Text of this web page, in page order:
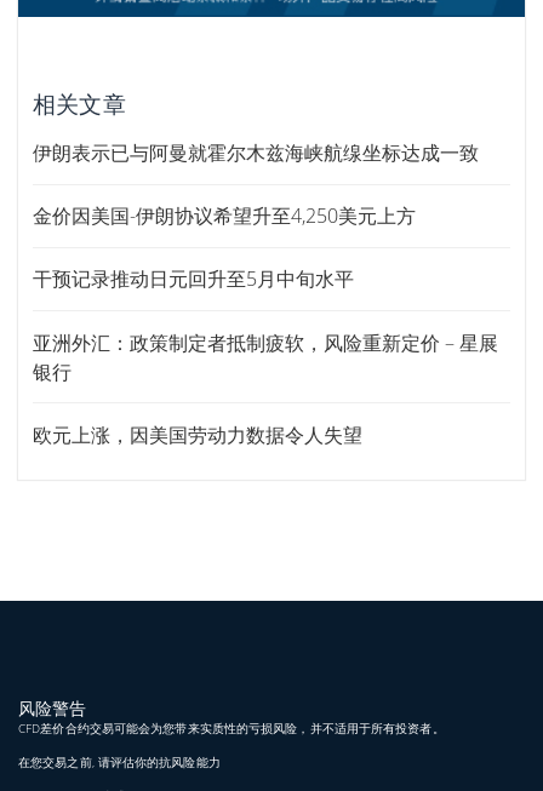
相关文章
伊朗表示已与阿曼就霍尔木兹海峡航缐坐标达成一致
金价因美国-伊朗协议希望升至4,250美元上方
干预记录推动日元回升至5月中旬水平
亚洲外汇：政策制定者抵制疲软，风险重新定价 – 星展
银行
欧元上涨，因美国劳动力数据令人失望
风险警告
CFD差价合约交易可能会为您带来实质性的亏损风险，并不适用于所有投资者。
在您交易之前, 请评估你的抗风险能力